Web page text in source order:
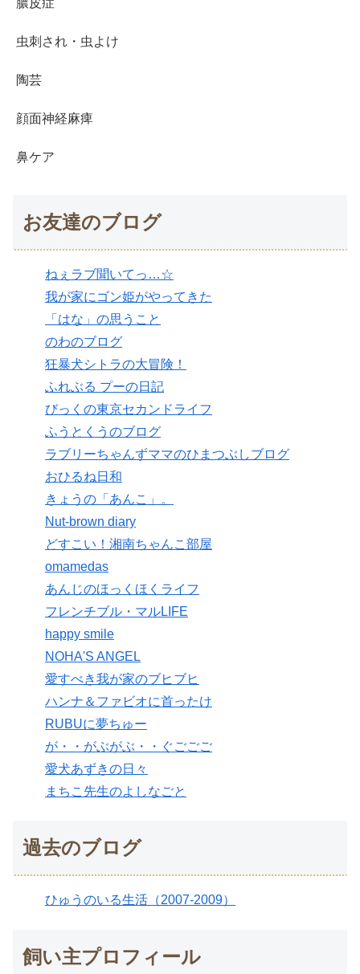
膿皮症
虫刺され・虫よけ
陶芸
顔面神経麻痺
鼻ケア
お友達のブログ
ねぇラブ聞いてっ…☆
我が家にゴン姫がやってきた
「はな」の思うこと
のわのブログ
狂暴犬シトラの大冒険！
ふれぶる プーの日記
びっくの東京セカンドライフ
ふうとくうのブログ
ラブリーちゃんずママのひまつぶしブログ
おひるね日和
きょうの「あんこ」。
Nut-brown diary
どすこい！湘南ちゃんこ部屋
omamedas
あんじのほっくほくライフ
フレンチブル・マルLIFE
happy smile
NOHA'S ANGEL
愛すべき我が家のブヒブヒ
ハンナ＆ファビオに首ったけ
RUBUに夢ちゅー
が・・がぶがぶ・・ぐごごご
愛犬あずきの日々
まちこ先生のよしなごと
過去のブログ
ひゅうのいる生活（2007-2009）
飼い主プロフィール